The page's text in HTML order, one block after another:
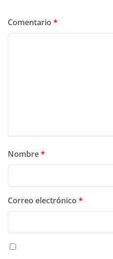
Comentario *
Nombre*
Correo electrónico *